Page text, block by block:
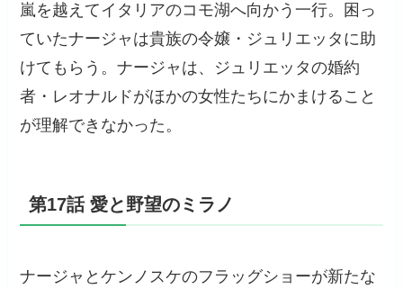
嵐を越えてイタリアのコモ湖へ向かう一行。困っ
ていたナージャは貴族の令嬢・ジュリエッタに助
けてもらう。ナージャは、ジュリエッタの婚約
者・レオナルドがほかの女性たちにかまけること
が理解できなかった。
第17話 愛と野望のミラノ
ナージャとケンノスケのフラッグショーが新たな